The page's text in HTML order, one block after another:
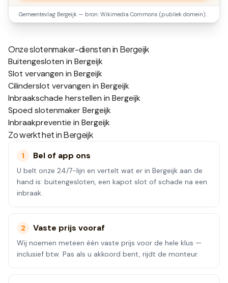
Gemeentevlag Bergeijk — bron: Wikimedia Commons (publiek domein).
Onze slotenmaker-diensten in Bergeijk
Buitengesloten in Bergeijk
Slot vervangen in Bergeijk
Cilinderslot vervangen in Bergeijk
Inbraakschade herstellen in Bergeijk
Spoed slotenmaker Bergeijk
Inbraakpreventie in Bergeijk
Zo werkt het inBergeijk
1 Bel of app ons
U belt onze 24/7-lijn en vertelt wat er in Bergeijk aan de
hand is: buitengesloten, een kapot slot of schade na een
inbraak.
2 Vaste prijs vooraf
Wij noemen meteen één vaste prijs voor de hele klus —
inclusief btw. Pas als u akkoord bent, rijdt de monteur.